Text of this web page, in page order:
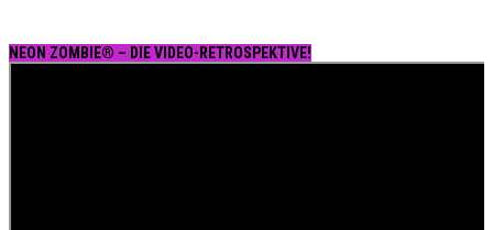
NEON ZOMBIE® – DIE VIDEO-RETROSPEKTIVE!